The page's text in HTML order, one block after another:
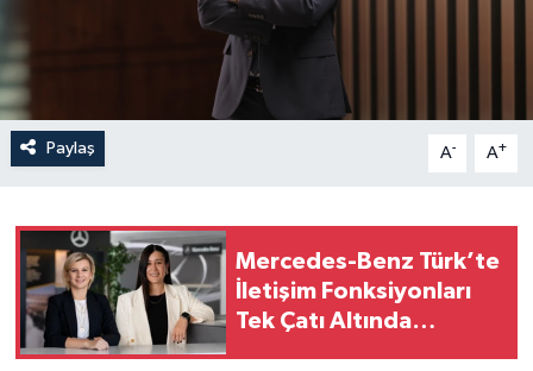
Paylaş A- A+
Mercedes-Benz Türk’te
İletişim Fonksiyonları
Tek Çatı Altında